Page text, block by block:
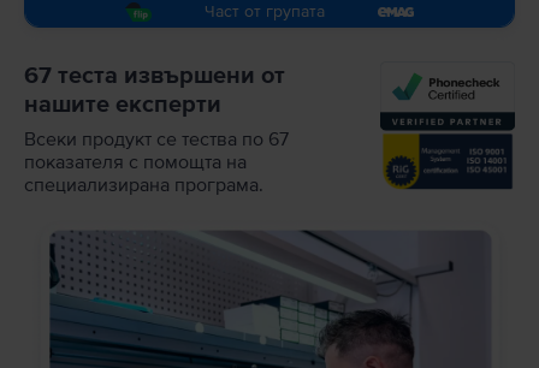
Част от групата
67 теста извършени от
нашите експерти
Всеки продукт се тества по 67
показателя с помощта на
специализирана програма.